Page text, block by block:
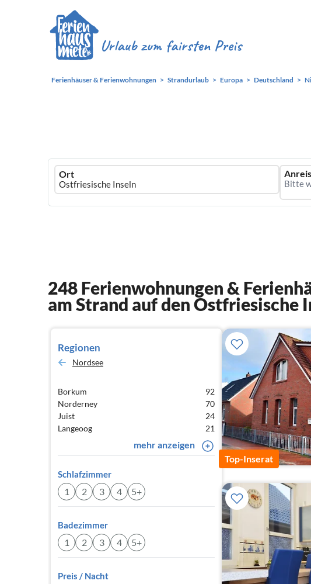
Ferienhäuser & Ferienwohnungen Strandurlaub Europa Deutschland
Ferienhausmiete
logo
Ort
248 Ferienwohnungen &
am Strand auf den Ostfriesische
Regionen
Nordsee
Borkum
92
Norderney
70
Juist
24
Langeoog
21
mehr anzeigen
Schlafzimmer
1 2 3 4 5+
Badezimmer
1 2 3 4 5+
Preis / Nacht
Top-Inserat